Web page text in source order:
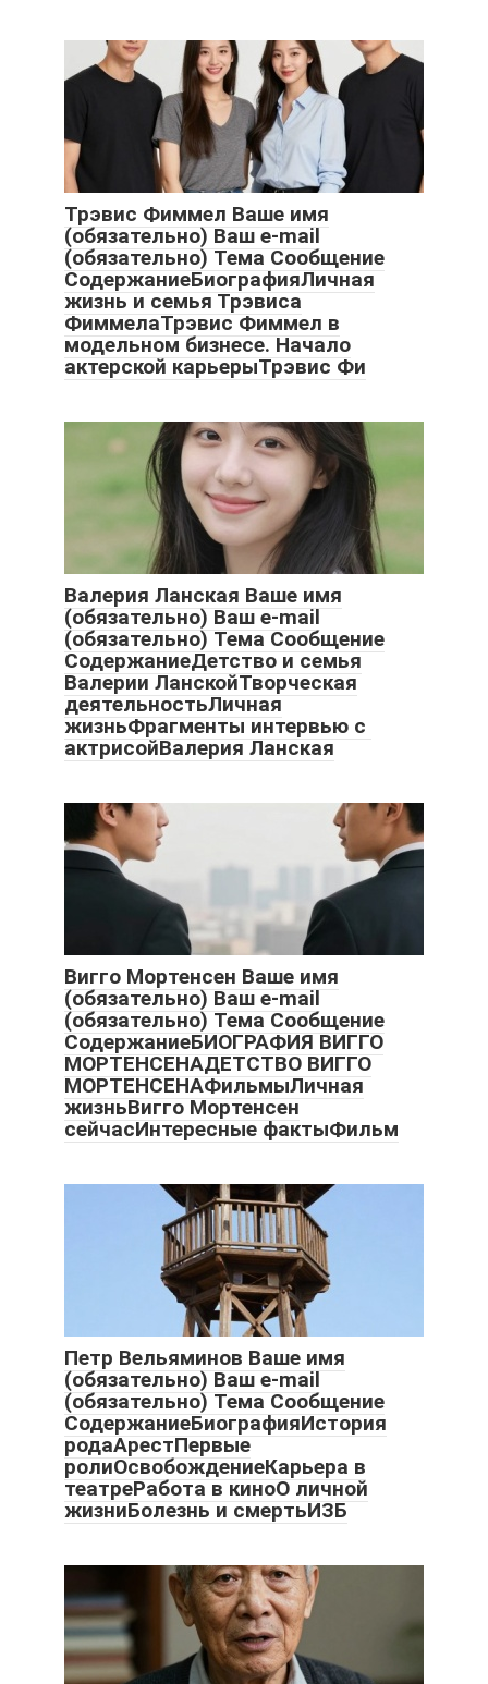
Трэвис Фиммел Ваше имя
(обязательно) Ваш e-mail
(обязательно) Тема Сообщение
СодержаниеБиографияЛичная
жизнь и семья Трэвиса
ФиммелаТрэвис Фиммел в
модельном бизнесе. Начало
актерской карьерыТрэвис Фи
Валерия Ланская Ваше имя
(обязательно) Ваш e-mail
(обязательно) Тема Сообщение
СодержаниеДетство и семья
Валерии ЛанскойТворческая
деятельностьЛичная
жизньФрагменты интервью с
актрисойВалерия Ланская
Вигго Мортенсен Ваше имя
(обязательно) Ваш e-mail
(обязательно) Тема Сообщение
СодержаниеБИОГРАФИЯ ВИГГО
МОРТЕНСЕНАДЕТСТВО ВИГГО
МОРТЕНСЕНАФильмыЛичная
жизньВигго Мортенсен
сейчасИнтересныe фактыФильм
Петр Вельяминов Ваше имя
(обязательно) Ваш e-mail
(обязательно) Тема Сообщение
СодержаниеБиографияИстория
родаАрестПервые
ролиОсвобождениеКарьера в
театреРабота в киноО личной
жизниБолезнь и смертьИЗБ